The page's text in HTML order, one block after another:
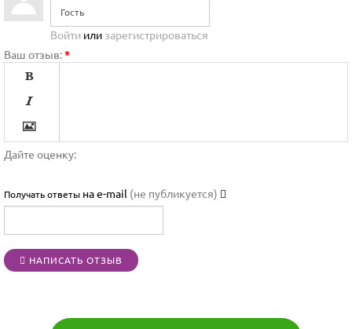
Войти или зарегистрироваться
Ваш отзыв:*







Дайте оценку:
Получать ответы на e-mail (не публикуется)
НАПИСАТЬ ОТЗЫВ